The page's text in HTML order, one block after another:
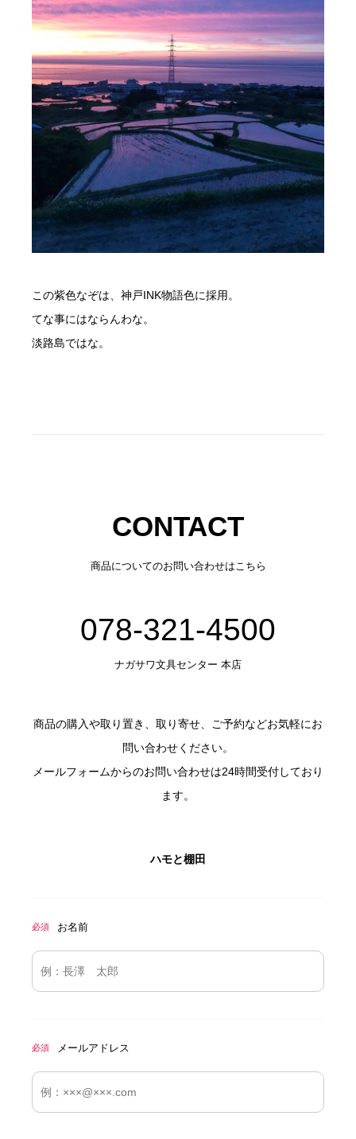
この紫色なぞは、神戸INK物語色に採用。
てな事にはならんわな。
淡路島ではな。
CONTACT
商品についてのお問い合わせはこちら
078-321-4500
ナガサワ文具センター 本店
商品の購入や取り置き、取り寄せ、ご予約などお気軽にお
問い合わせください。
メールフォームからのお問い合わせは24時間受付しており
ます。
ハモと棚田
必須 お名前
必須 メールアドレス